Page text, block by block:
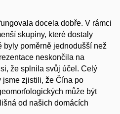
docela dobře. V rámci
skupiny, které dostaly
byly poměrně jednodušší než
neskončila na
že splnila svůj účel. Celý
jsme zjistili, že Čína po
může být
od našich domácích